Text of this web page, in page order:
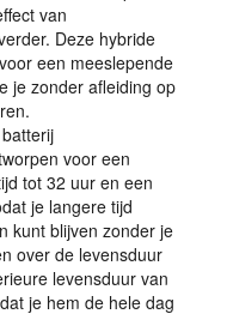
van
Deze hybride
een meeslepende
je zonder afleiding op
voor een
tot 32 uur en een
je langere tijd
kunt blijven zonder je
over de levensduur
levensduur van
je hem de hele dag